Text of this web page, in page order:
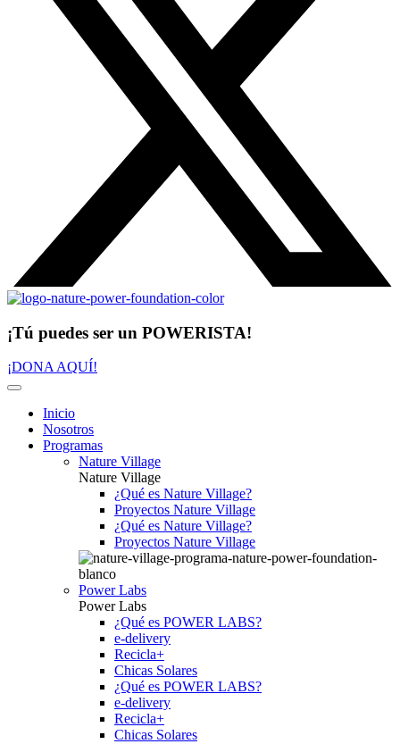
¡Tú puedes ser un POWERISTA!
¡DONA AQUÍ!
Inicio
Nosotros
Programas
Nature Village
Nature Village
¿Qué es Nature Village?
Proyectos Nature Village
¿Qué es Nature Village?
Proyectos Nature Village
Power Labs
Power Labs
¿Qué es POWER LABS?
e-delivery
Recicla+
Chicas Solares
¿Qué es POWER LABS?
e-delivery
Recicla+
Chicas Solares